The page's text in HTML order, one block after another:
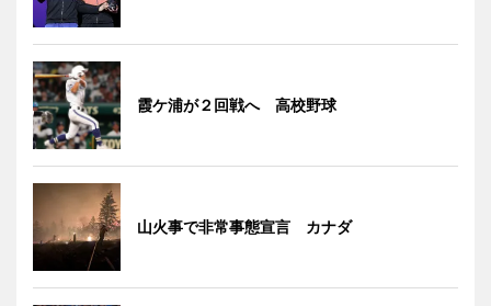
霞ケ浦が２回戦へ 高校野球
山火事で非常事態宣言 カナダ